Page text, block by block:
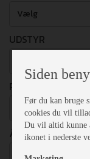
Vælg
UDSTYR
PRISER
Vælg
ÅRGANG
Vælg
Siden
Før du kan bruge
cookies du vil
Du vil altid kunne
ikonet i nederste